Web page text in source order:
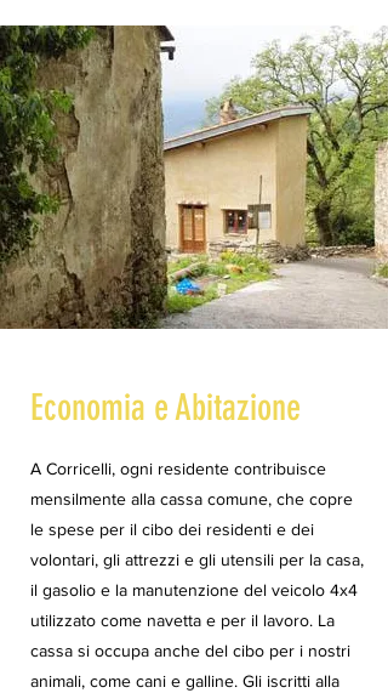
Economia e Abitazione
A Corricelli, ogni residente contribuisce
mensilmente alla cassa comune, che copre
le spese per il cibo dei residenti e dei
volontari, gli attrezzi e gli utensili per la casa,
il gasolio e la manutenzione del veicolo 4x4
utilizzato come navetta e per il lavoro. La
cassa si occupa anche del cibo per i nostri
animali, come cani e galline. Gli iscritti alla